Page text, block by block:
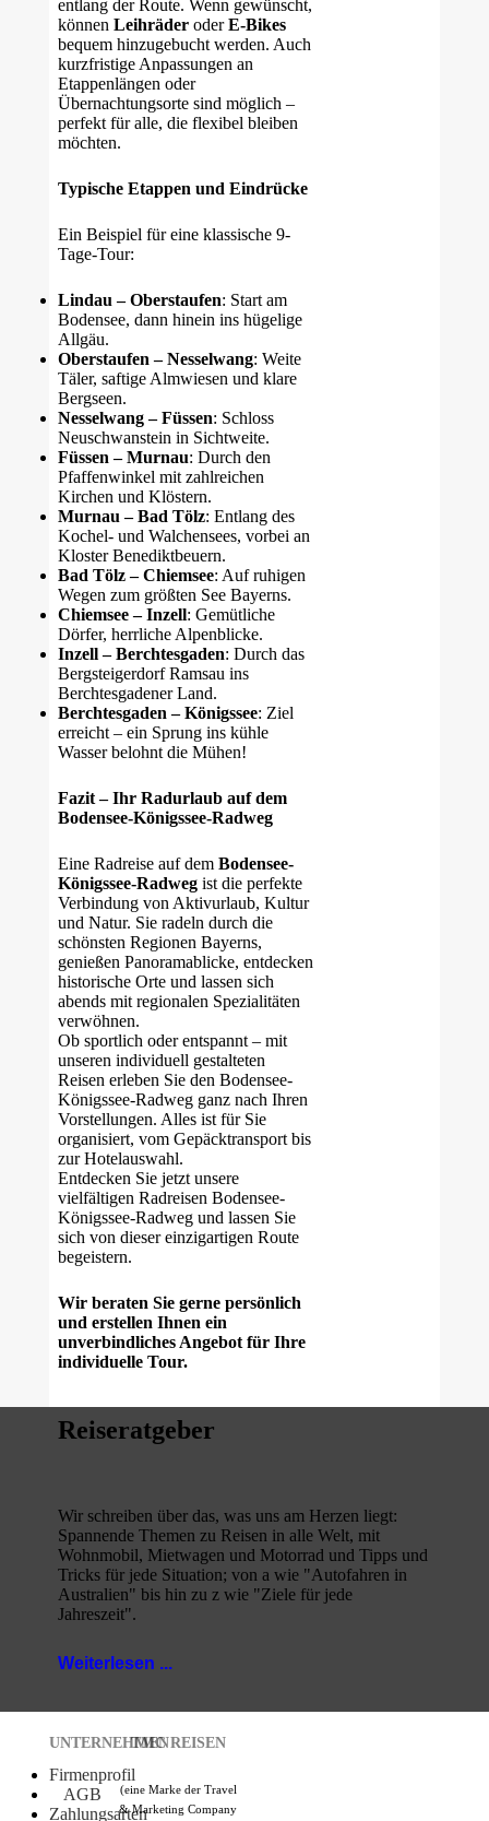
entlang der Route. Wenn gewünscht,
können LeihräderoderE-Bikes
bequem hinzugebucht werden. Auch
kurzfristige Anpassungen an
Etappenlängen oder
Übernachtungsorte sind möglich –
perfekt für alle, die flexibel bleiben
möchten.
Typische Etappen und Eindrücke
Ein Beispiel für eine klassische 9-
Tage-Tour:
Lindau – Oberstaufen: Start am
Bodensee, dann hinein ins hügelige
Allgäu.
Oberstaufen – Nesselwang: Weite
Täler, saftige Almwiesen und klare
Bergseen.
Nesselwang – Füssen: Schloss
Neuschwanstein in Sichtweite.
Füssen – Murnau: Durch den
Pfaffenwinkel mit zahlreichen
Kirchen und Klöstern.
Murnau – Bad Tölz: Entlang des
Kochel- und Walchensees, vorbei an
Kloster Benediktbeuern.
Bad Tölz – Chiemsee: Auf ruhigen
Wegen zum größten See Bayerns.
Chiemsee – Inzell: Gemütliche
Dörfer, herrliche Alpenblicke.
Inzell – Berchtesgaden: Durch das
Bergsteigerdorf Ramsau ins
Berchtesgadener Land.
Berchtesgaden – Königssee: Ziel
erreicht – ein Sprung ins kühle
Wasser belohnt die Mühen!
Fazit – Ihr Radurlaub auf dem
Bodensee-Königssee-Radweg
Eine Radreise auf dem Bodensee-
Königssee-Radwegist die perfekte
Verbindung von Aktivurlaub, Kultur
und Natur. Sie radeln durch die
schönsten Regionen Bayerns,
genießen Panoramablicke, entdecken
historische Orte und lassen sich
abends mit regionalen Spezialitäten
verwöhnen.
Ob sportlich oder entspannt – mit
unseren individuell gestalteten
Reisen erleben Sie den Bodensee-
Königssee-Radweg ganz nach Ihren
Vorstellungen. Alles ist für Sie
organisiert, vom Gepäcktransport bis
zur Hotelauswahl.
Entdecken Sie jetzt unsere
vielfältigen Radreisen Bodensee-
Königssee-Radweg und lassen Sie
sich von dieser einzigartigen Route
begeistern.
Wir beraten Sie gerne persönlich
und erstellen Ihnen ein
unverbindliches Angebot für Ihre
individuelle Tour.
Reiseratgeber
Wir schreiben über das, was uns am Herzen liegt:
Spannende Themen zu Reisen in alle Welt, mit
Wohnmobil, Mietwagen und Motorrad und Tipps und
Tricks für jede Situation; von a wie "Autofahren in
Australien" bis hin zu z wie "Ziele für jede
Jahreszeit".
Weiterlesen ...
UNTERNEHMEN
Firmenprofil
AGB
Zahlungsarten
TMC REISEN
(eine Marke der Travel
& Marketing Company